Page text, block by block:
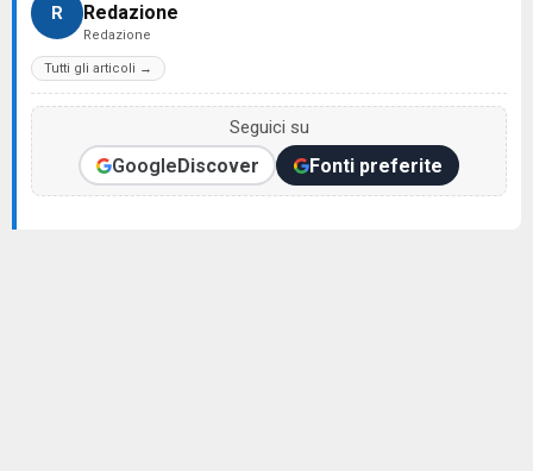
R Redazione
Redazione
Tutti gli articoli →
Seguici su
GoogleDiscover Fonti preferite